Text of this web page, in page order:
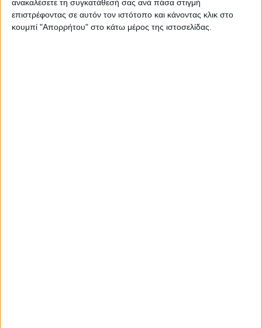
ανακαλέσετε τη συγκατάθεσή σας ανά πάσα στιγμή
επιστρέφοντας σε αυτόν τον ιστότοπο και κάνοντας κλικ στο
κουμπί "Απορρήτου" στο κάτω μέρος της ιστοσελίδας.
Πηγή: iefimerida.gr
Τελευταίες Ειδήσεις Σήμερα